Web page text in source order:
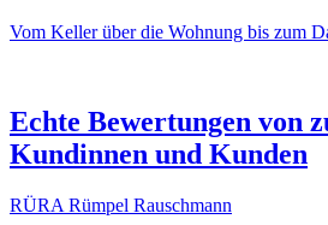
Vom Keller über die Wohnung bis zum
NACHHER
Echte Bewertungen von
Kundinnen und Kunden
RÜRA Rümpel Rauschmann